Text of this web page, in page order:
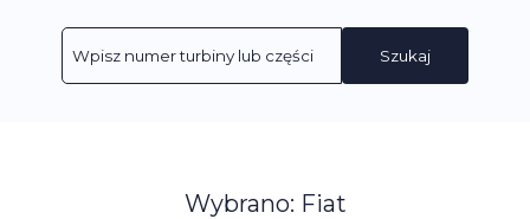
Szukaj
Wybrano: Fiat